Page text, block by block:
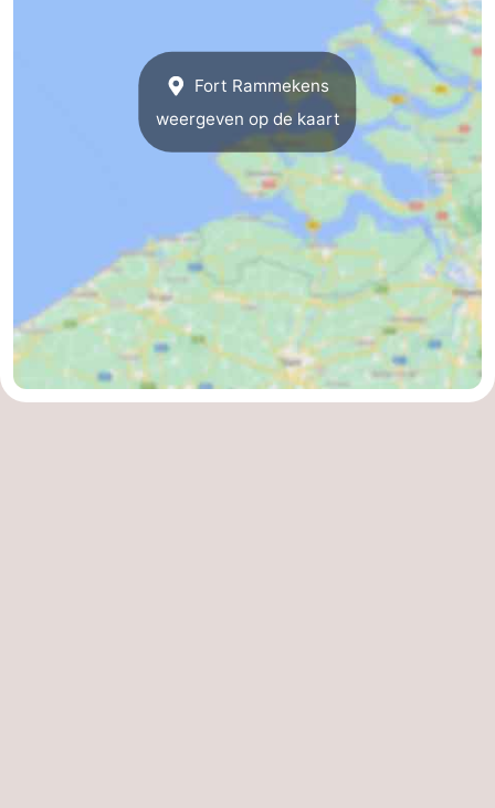
Fort Rammekens
weergeven op de kaart